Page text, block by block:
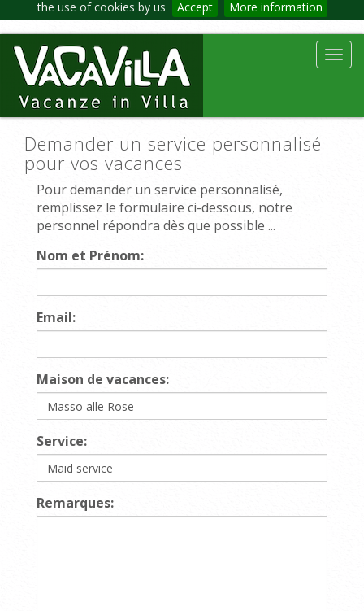
the use of cookies by us Accept More information
Demander un service personnalisé
pour vos vacances
Pour demander un service personnalisé,
remplissez le formulaire ci-dessous, notre
personnel répondra dès que possible ...
Nom et Prénom:
Email:
Maison de vacances:
Service:
Remarques: